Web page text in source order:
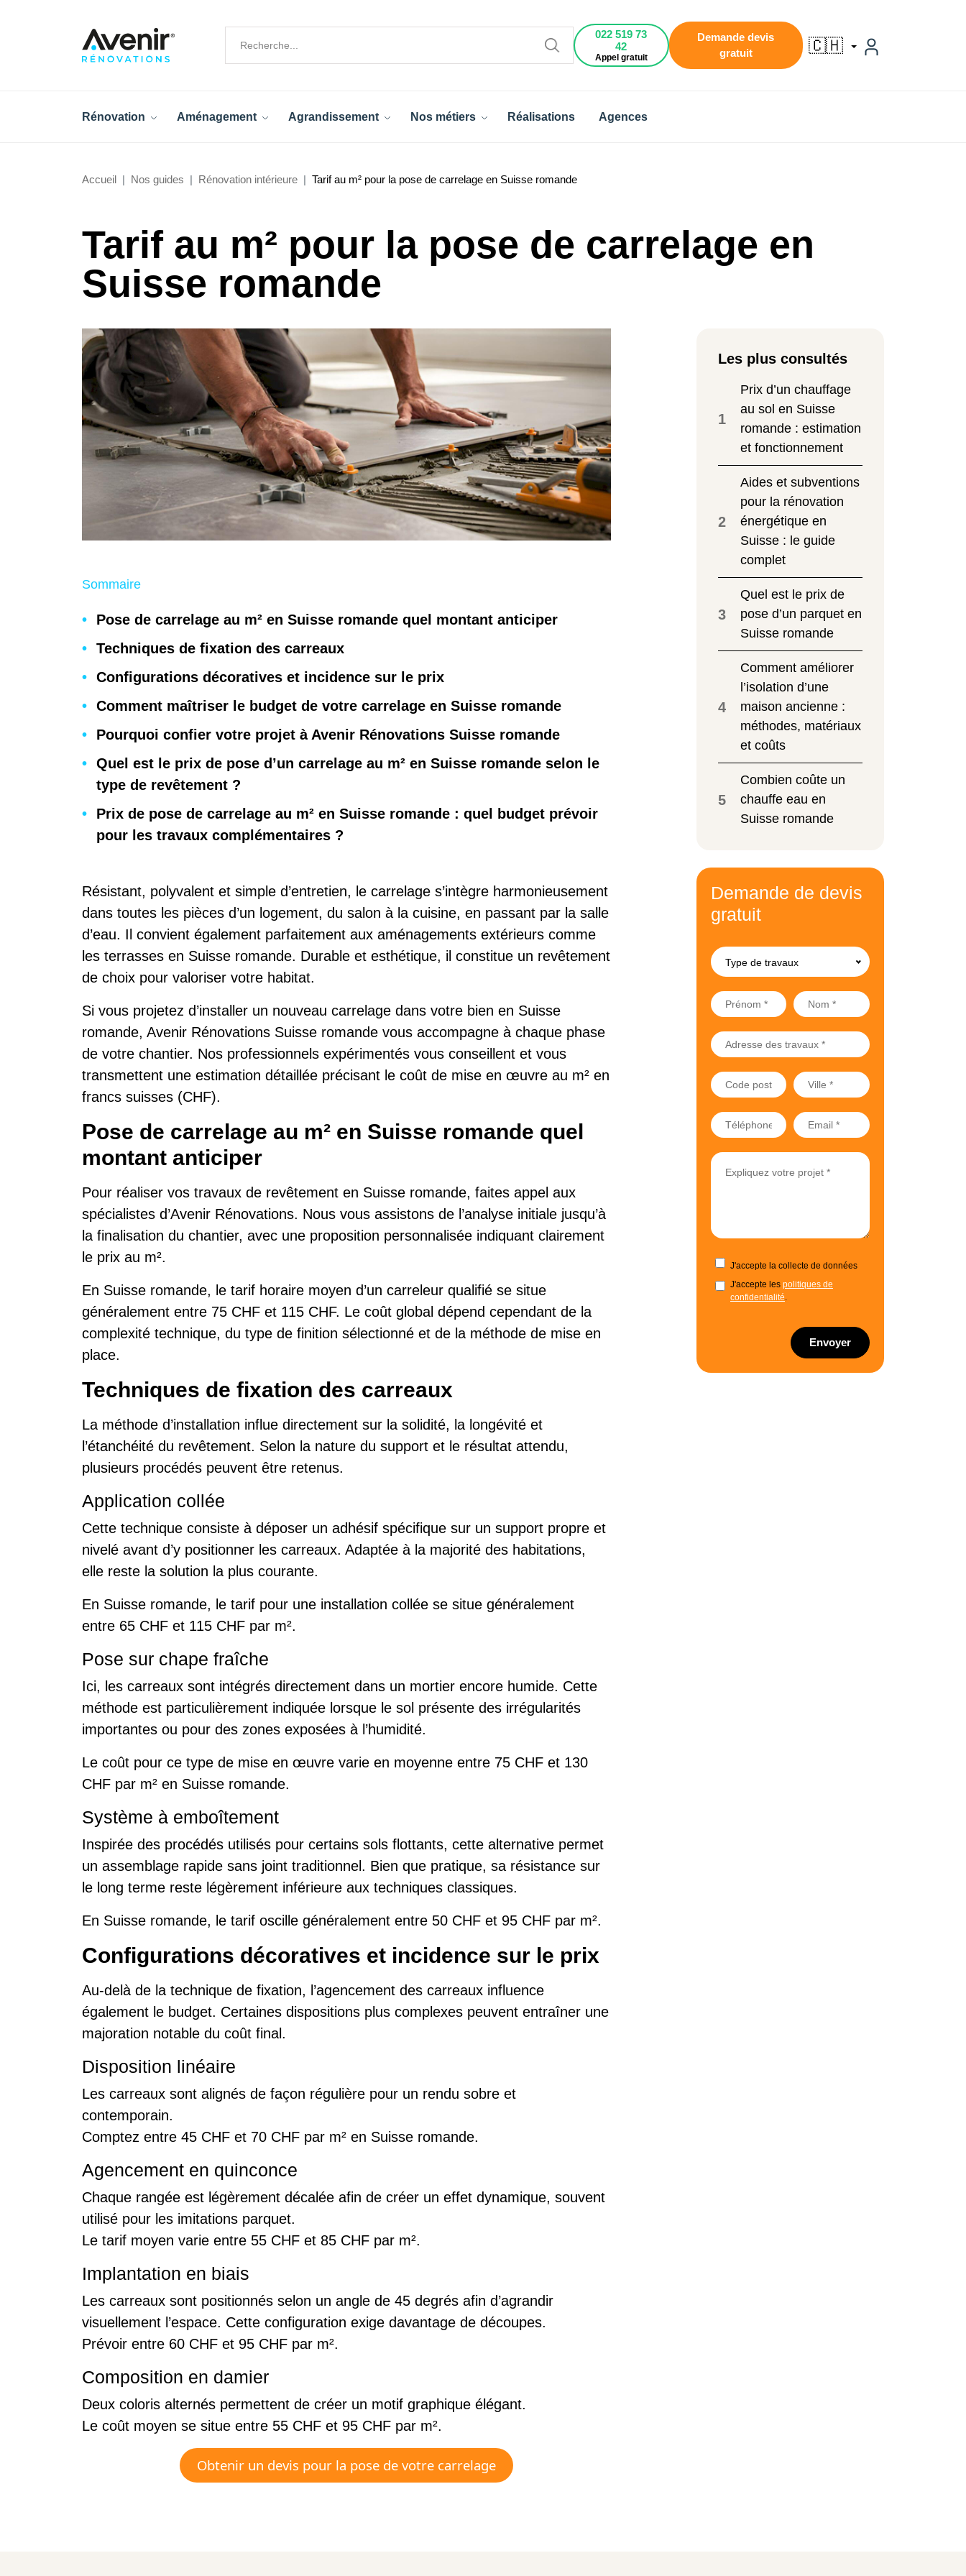
022 519 73
42
Appel gratuit
Demande devis
gratuit
🇨🇭
Rénovation Aménagement Agrandissement Nos métiers Réalisations Agences
Accueil Nos guides Rénovation intérieure Tarif au m² pour la pose de carrelage en Suisse romande
Tarif au m² pour la pose de carrelage en
Suisse romande
Sommaire
Pose de carrelage au m² en Suisse romande quel montant anticiper
Techniques de fixation des carreaux
Configurations décoratives et incidence sur le prix
Comment maîtriser le budget de votre carrelage en Suisse romande
Pourquoi confier votre projet à Avenir Rénovations Suisse romande
Quel est le prix de pose d’un carrelage au m² en Suisse romande selon le
type de revêtement ?
Prix de pose de carrelage au m² en Suisse romande : quel budget prévoir
pour les travaux complémentaires ?
Résistant, polyvalent et simple d’entretien, le carrelage s’intègre harmonieusement
dans toutes les pièces d’un logement, du salon à la cuisine, en passant par la salle
d’eau. Il convient également parfaitement aux aménagements extérieurs comme
les terrasses en Suisse romande. Durable et esthétique, il constitue un revêtement
de choix pour valoriser votre habitat.
Si vous projetez d’installer un nouveau carrelage dans votre bien en Suisse
romande, Avenir Rénovations Suisse romande vous accompagne à chaque phase
de votre chantier. Nos professionnels expérimentés vous conseillent et vous
transmettent une estimation détaillée précisant le coût de mise en œuvre au m² en
francs suisses (CHF).
Pose de carrelage au m² en Suisse romande quel
montant anticiper
Pour réaliser vos travaux de revêtement en Suisse romande, faites appel aux
spécialistes d’Avenir Rénovations. Nous vous assistons de l’analyse initiale jusqu’à
la finalisation du chantier, avec une proposition personnalisée indiquant clairement
le prix au m².
En Suisse romande, le tarif horaire moyen d’un carreleur qualifié se situe
généralement entre 75 CHF et 115 CHF. Le coût global dépend cependant de la
complexité technique, du type de finition sélectionné et de la méthode de mise en
place.
Techniques de fixation des carreaux
La méthode d’installation influe directement sur la solidité, la longévité et
l’étanchéité du revêtement. Selon la nature du support et le résultat attendu,
plusieurs procédés peuvent être retenus.
Application collée
Cette technique consiste à déposer un adhésif spécifique sur un support propre et
nivelé avant d’y positionner les carreaux. Adaptée à la majorité des habitations,
elle reste la solution la plus courante.
En Suisse romande, le tarif pour une installation collée se situe généralement
entre 65 CHF et 115 CHF par m².
Pose sur chape fraîche
Ici, les carreaux sont intégrés directement dans un mortier encore humide. Cette
méthode est particulièrement indiquée lorsque le sol présente des irrégularités
importantes ou pour des zones exposées à l’humidité.
Le coût pour ce type de mise en œuvre varie en moyenne entre 75 CHF et 130
CHF par m² en Suisse romande.
Système à emboîtement
Inspirée des procédés utilisés pour certains sols flottants, cette alternative permet
un assemblage rapide sans joint traditionnel. Bien que pratique, sa résistance sur
le long terme reste légèrement inférieure aux techniques classiques.
En Suisse romande, le tarif oscille généralement entre 50 CHF et 95 CHF par m².
Configurations décoratives et incidence sur le prix
Au-delà de la technique de fixation, l’agencement des carreaux influence
également le budget. Certaines dispositions plus complexes peuvent entraîner une
majoration notable du coût final.
Disposition linéaire
Les carreaux sont alignés de façon régulière pour un rendu sobre et
contemporain.
Comptez entre 45 CHF et 70 CHF par m² en Suisse romande.
Agencement en quinconce
Chaque rangée est légèrement décalée afin de créer un effet dynamique, souvent
utilisé pour les imitations parquet.
Le tarif moyen varie entre 55 CHF et 85 CHF par m².
Implantation en biais
Les carreaux sont positionnés selon un angle de 45 degrés afin d’agrandir
visuellement l’espace. Cette configuration exige davantage de découpes.
Prévoir entre 60 CHF et 95 CHF par m².
Composition en damier
Deux coloris alternés permettent de créer un motif graphique élégant.
Le coût moyen se situe entre 55 CHF et 95 CHF par m².
Obtenir un devis pour la pose de votre carrelage
Les plus consultés
1
Prix d’un chauffage
au sol en Suisse
romande : estimation
et fonctionnement
2
Aides et subventions
pour la rénovation
énergétique en
Suisse : le guide
complet
3
Quel est le prix de
pose d’un parquet en
Suisse romande
4
Comment améliorer
l’isolation d’une
maison ancienne :
méthodes, matériaux
et coûts
5
Combien coûte un
chauffe eau en
Suisse romande
Demande de devis
gratuit
Type de travaux
J'accepte la collecte de données
J'accepte les politiques de
confidentialité.
Envoyer